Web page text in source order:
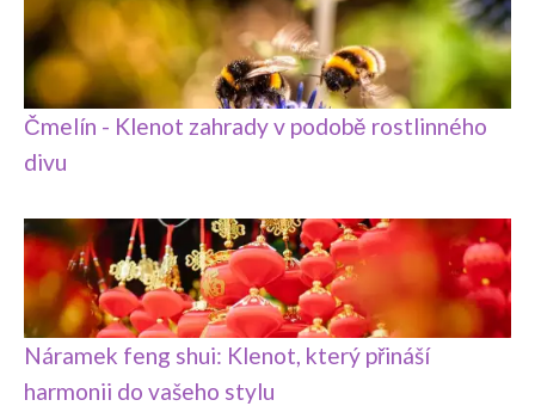
Čmelín - Klenot zahrady v podobě rostlinného
divu
Náramek feng shui: Klenot, který přináší
harmonii do vašeho stylu